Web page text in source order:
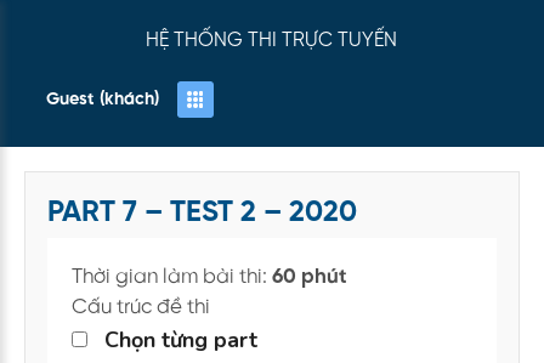
HỆ THỐNG THI TRỰC TUYẾN
Guest (khách)
PART 7 – TEST 2 – 2020
Thời gian làm bài thi: 60 phút
Cấu trúc đề thi
Chọn từng part